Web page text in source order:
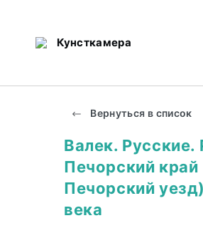
Кунсткамера
Вернуться в список
Валек. Русские.
Печорский край
Печорский
века